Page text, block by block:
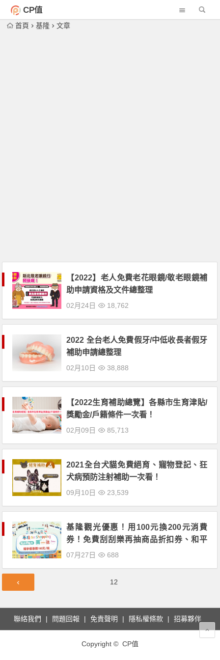
CP值
首頁 基隆 文章
【2022】老人免費老花眼鏡/敬老眼鏡補
助申請資格及文件總整理
02月24日 18,762
2022 全台老人免費假牙/中低收長者假牙
補助申請總整理
02月10日 38,888
【2022生育補助總覽】各縣市生育津貼/
獎勵金/戶籍條件一次看！
02月09日 85,713
2021全台犬貓免費絕育、寵物登記、狂
犬病預防注射補助一次看！
09月10日 23,539
基隆觀光優惠！用100元換200元消費
券！免費刮刮樂再抽商品折扣券、和平
島門票優惠！
07月27日 688
章
12
聯絡我們 問題回報 免責聲明 隱私權條款 招募夥伴
Copyright © CP值